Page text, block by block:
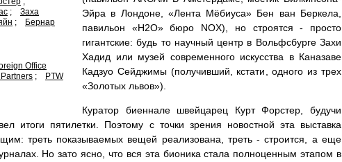
; Заха
;
Бернар
Office
; PTW
Эйра в Лондоне, «Лента Мёбиуса» Бен ван Беркела,
павильон «H2O» бюро NOX), но строятся - просто
гигантские: будь то научный центр в Вольфсбурге Захи
Хадид или музей современного искусства в Каназаве
Кадзуо Сейджимы (получивший, кстати, одного из трех
«Золотых львов»).
Куратор биеннале швейцарец Курт Форстер, будучи
итоги пятилетки. Поэтому с точки зрения новостной эта выставка
треть показываемых вещей реализована, треть - строится, а еще
Но зато ясно, что вся эта бионика стала полноценным этапом в